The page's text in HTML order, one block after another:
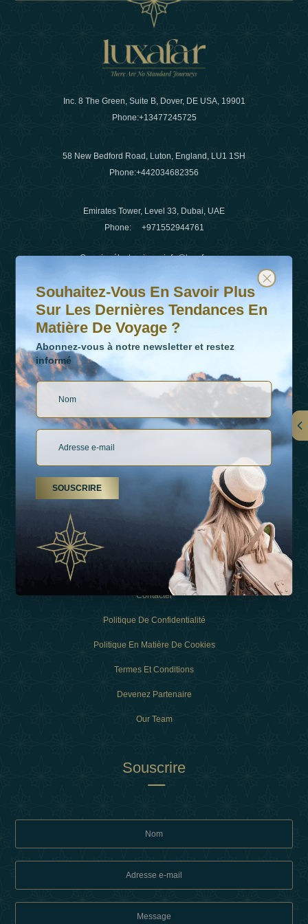
Inc. 8 The Green, Suite B, Dover, DE USA, 19901
Phone:+13477245725
58 New Bedford Road, Luton, England, LU1 1SH
Phone:+442034682356
Emirates Tower, Level 33, Dubai, UAE
Phone: +971552944761
Courrier électronique:info@luxafar.com
WhatsApp N°
+442034682356
+971552944761
LIENS
À Propos De Nous
Types De Vacances
Contacter
Politique De Confidentialité
Politique En Matière De Cookies
Termes Et Conditions
Devenez Partenaire
Our Team
Souscrire
Souhaitez-vous en savoir plus sur les dernières
Abonnez-vous à notre newsletter et restez informé
Souhaitez-Vous En Savoir Plus
Sur Les Dernières Tendances En
Matière De Voyage ?
Abonnez-vous à notre newsletter et restez
informé
SOUSCRIRE